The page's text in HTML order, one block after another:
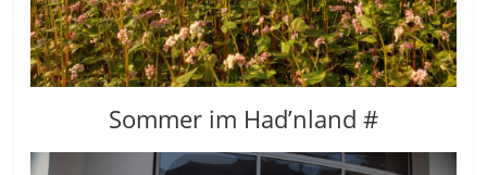
Sommer im Had’nland #